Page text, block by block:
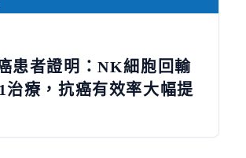
患者證明：NK細胞回輸
治療，抗癌有效率大幅提